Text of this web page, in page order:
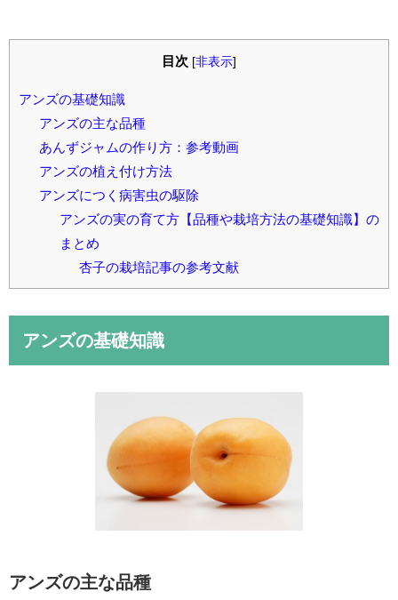
目次 [非表示]
アンズの基礎知識
アンズの主な品種
あんずジャムの作り方：参考動画
アンズの植え付け方法
アンズにつく病害虫の駆除
アンズの実の育て方【品種や栽培方法の基礎知識】の
まとめ
杏子の栽培記事の参考文献
アンズの基礎知識
アンズの主な品種